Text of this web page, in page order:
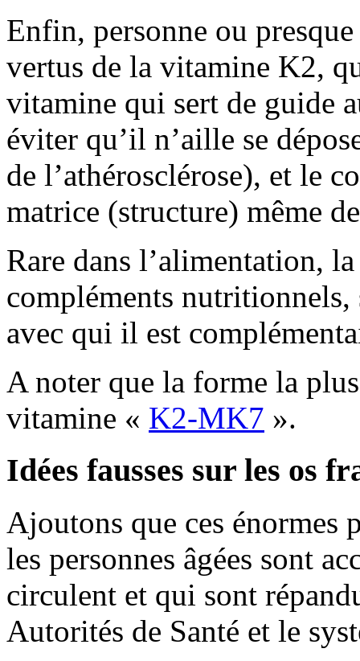
Enfin, personne ou
vertus de la vitamine K2,
vitamine qui sert de guide
éviter qu’il n’aille se
de l’athérosclérose), et le
matrice (structure) même
Rare dans l’alimentation,
compléments
avec qui il est
A noter que la forme la
vitamine « K2-MK7 ».
Idées fausses sur les os
Ajoutons que ces énormes
les personnes âgées sont
circulent et qui sont
Autorités de Santé et le